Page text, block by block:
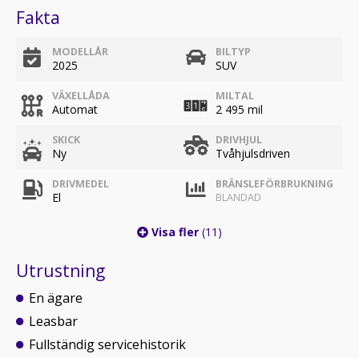
Fakta
MODELLÅR
2025
BILTYP
SUV
VÄXELLÅDA
Automat
MILTAL
2 495 mil
SKICK
Ny
DRIVHJUL
Tvåhjulsdriven
DRIVMEDEL
El
BRÄNSLEFÖRBRUKNING
BLANDAD
Visa fler (11)
Utrustning
En ägare
Leasbar
Fullständig servicehistorik